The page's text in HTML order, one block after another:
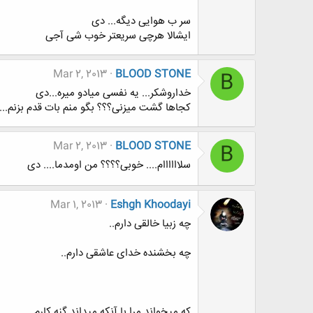
سر ب هوایی دیگه... دی
ایشالا هرچی سریعتر خوب شی آجی
B
BLOOD STONE
Mar 2, 2013
خداروشکر... یه نفسی میادو میره...دی
کجاها گشت میزنی؟؟؟ بگو منم بات قدم
B
BLOOD STONE
Mar 2, 2013
سلاااااام.... خوبی؟؟؟؟ من اومدما.... دی
Eshgh Khoodayi
Mar 1, 2013
چه زبیا خالقی دارم..
چه بخشنده خدای عاشقی دارم..